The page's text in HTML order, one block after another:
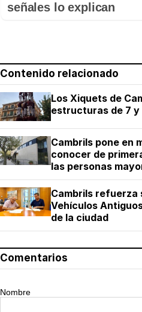
señales lo explican
Contenido relacionado
Los Xiquets de
estructuras de 7 y
Cambrils pone en
conocer de
las personas
Cambrils refuerza
Vehículos
de la ciudad
Comentarios
Nombre